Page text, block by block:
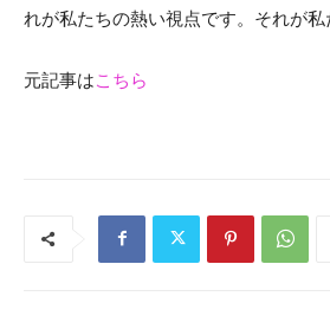
れが私たちの熱い視点です。それが私
元記事はこちら